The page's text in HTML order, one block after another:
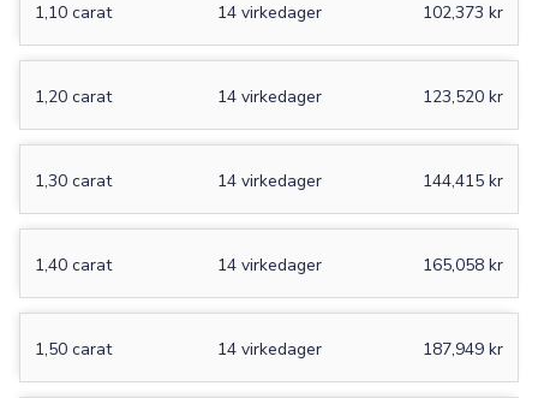
1,10 carat 102,373 kr
14 virkedager
1,20 carat 123,520 kr
14 virkedager
1,30 carat 144,415 kr
14 virkedager
1,40 carat 165,058 kr
14 virkedager
1,50 carat 187,949 kr
14 virkedager